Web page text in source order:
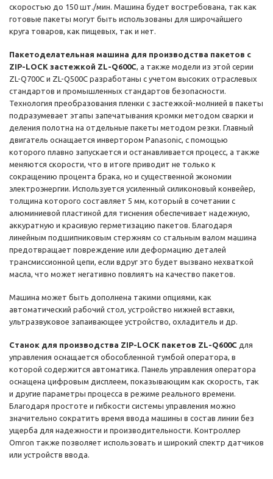
скоростью до 150 шт./мин. Машина будет востребована, так как
готовые пакеты могут быть использованы для широчайшего
круга товаров, как пищевых, так и нет.
Пакетоделательная машина для производства пакетов с
ZIP-LOCK застежкой ZL-Q600С, а также модели из этой серии
ZL-Q700С и ZL-Q500С разработаны с учетом высоких отраслевых
стандартов и промышленных стандартов безопасности.
Технология преобразования пленки с застежкой-молнией в пакеты
подразумевает этапы запечатывания кромки методом сварки и
деления полотна на отдельные пакеты методом резки. Главный
двигатель оснащается инвертором Panasonic, с помощью
которого плавно запускается и останавливается процесс, а также
меняются скорости, что в итоге приводит не только к
сокращению процента брака, но и существенной экономии
электроэнергии. Используется усиленный силиконовый конвейер,
толщина которого составляет 5 мм, который в сочетании с
алюминиевой пластиной для тиснения обеспечивает надежную,
аккуратную и красивую герметизацию пакетов. Благодаря
линейным подшипниковым стержням со стальным валом машина
предотвращает повреждение или деформацию деталей
трансмиссионной цепи, если вдруг это будет вызвано нехваткой
масла, что может негативно повлиять на качество пакетов.
Машина может быть дополнена такими опциями, как
автоматический рабочий стол, устройство нижней вставки,
ультразвуковое запаивающее устройство, охладитель и др.
Станок для производства ZIP-LOCK пакетов ZL-Q600С для
управления оснащается обособленной тумбой оператора, в
которой содержится автоматика. Панель управления оператора
оснащена цифровым дисплеем, показывающим как скорость, так
и другие параметры процесса в режиме реального времени.
Благодаря простоте и гибкости системы управления можно
значительно сократить время ввода машины в состав линии без
ущерба для надежности и производительности. Контроллер
Omron также позволяет использовать и широкий спектр датчиков
или устройств ввода.